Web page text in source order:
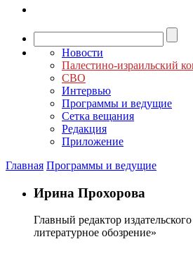
Новости
Палестино-израильский
СВО
Интервью
Программы и ведущие
Сетка вещания
Редакция
Приложение
Главная Программы и ведущие
Ирина Прохорова
Главный редактор
литературное обозрение»